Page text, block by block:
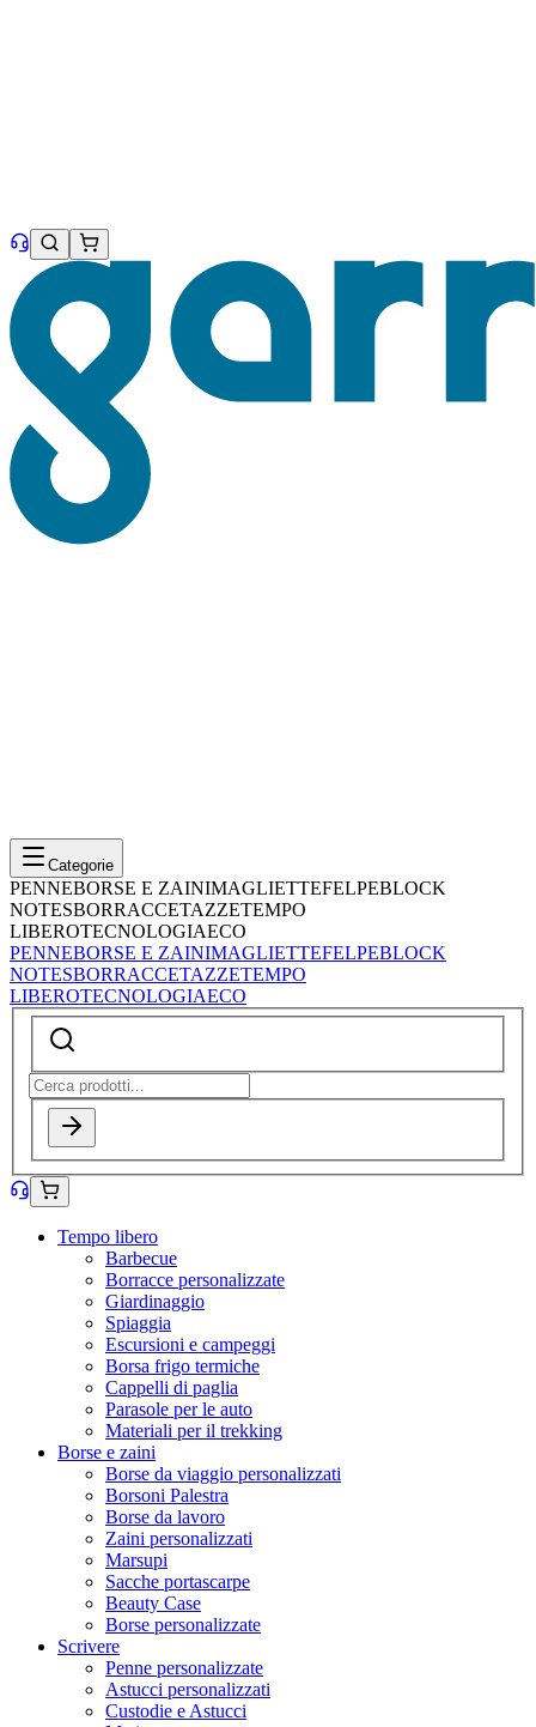
Categorie
PENNEBORSE E ZAINIMAGLIETTEFELPEBLOCK
NOTESBORRACCETAZZETEMPO
LIBEROTECNOLOGIAECO
PENNEBORSE E ZAINIMAGLIETTEFELPEBLOCK
NOTESBORRACCETAZZETEMPO
LIBEROTECNOLOGIAECO
Tempo libero
Barbecue
Borracce personalizzate
Giardinaggio
Spiaggia
Escursioni e campeggi
Borsa frigo termiche
Cappelli di paglia
Parasole per le auto
Materiali per il trekking
Borse e zaini
Borse da viaggio personalizzati
Borsoni Palestra
Borse da lavoro
Zaini personalizzati
Marsupi
Sacche portascarpe
Beauty Case
Borse personalizzate
Scrivere
Penne personalizzate
Astucci personalizzati
Custodie e Astucci